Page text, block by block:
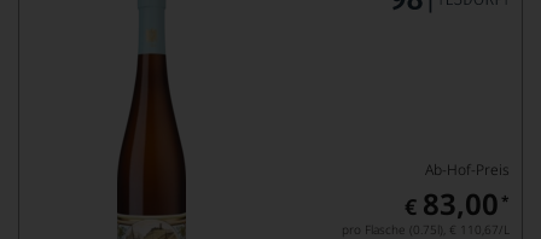
Ab-Hof-Preis
€ 83,00 *
pro Flasche (0.75l), € 110,67/L